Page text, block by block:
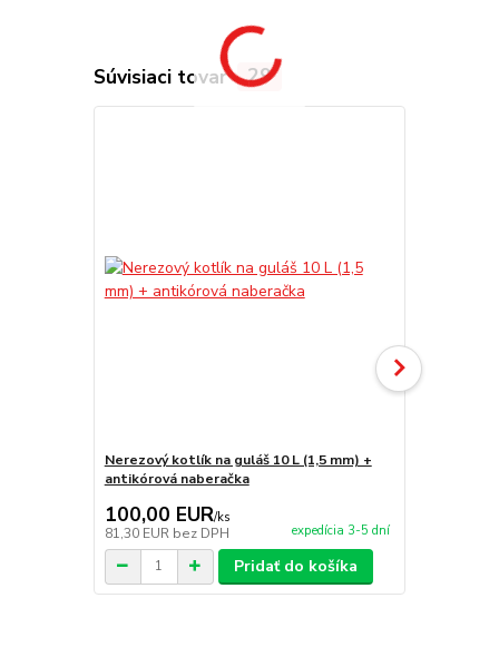
Súvisiaci tovar 29
Nerezový kotlík na guláš 10 L (1,5 mm) +
antikórová naberačka
100,00 EUR/ks
81,30 EUR bez DPH expedícia 3-5 dní
Pridať do košíka